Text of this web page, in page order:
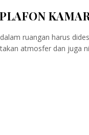
ruangan harus
atmosfer dan juga